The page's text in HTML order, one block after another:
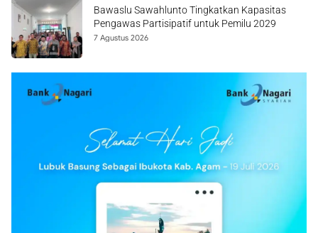
Bawaslu Sawahlunto Tingkatkan Kapasitas
Pengawas Partisipatif untuk Pemilu 2029
7 Agustus 2026